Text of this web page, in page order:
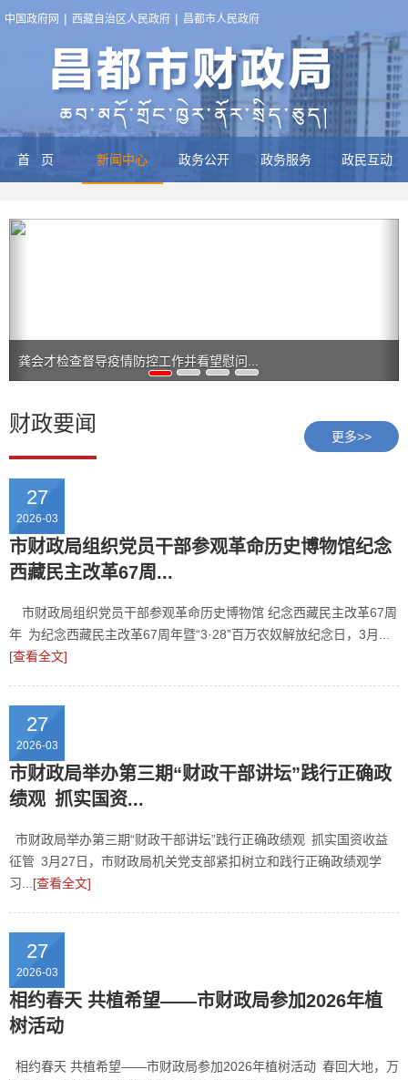
中国政府网 | 西藏自治区人民政府 | 昌都市人民政府
首页 新闻中心 政务公开 政务服务 政民互动
龚会才检查督导疫情防控工作并看望慰问...
财政要闻
更多>>
27
2026-03
市财政局组织党员干部参观革命历史博物馆纪念
西藏民主改革67周...
市财政局组织党员干部参观革命历史博物馆 纪念西藏民主改革67周
年 为纪念西藏民主改革67周年暨“3·28”百万农奴解放纪念日，3月...
[查看全文]
27
2026-03
市财政局举办第三期“财政干部讲坛”践行正确政
绩观 抓实国资...
市财政局举办第三期“财政干部讲坛”践行正确政绩观 抓实国资收益
征管 3月27日，市财政局机关党支部紧扣树立和践行正确政绩观学
习... [查看全文]
27
2026-03
相约春天 共植希望——市财政局参加2026年植
树活动
相约春天 共植希望——市财政局参加2026年植树活动 春回大地，万